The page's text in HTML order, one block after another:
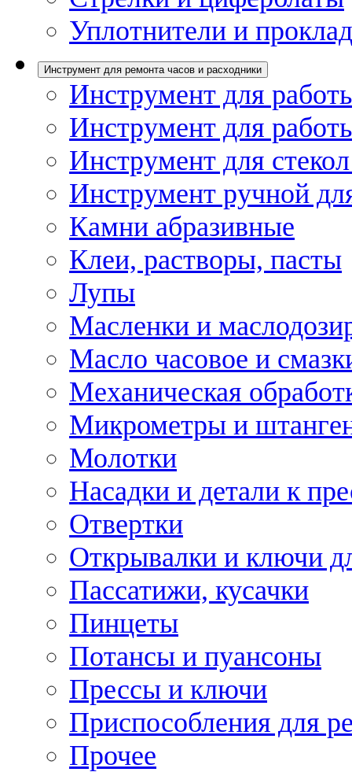
Уплотнители и
Инструмент для ремонта часов и расходники
Инструмент для
Инструмент для
Инструмент для
Инструмент ручной
Камни абразивные
Клеи, растворы, пасты
Лупы
Масленки и
Масло часовое и
Механическая
Микрометры и
Молотки
Насадки и детали к
Отвертки
Открывалки и ключи
Пассатижи, кусачки
Пинцеты
Потансы и пуансоны
Прессы и ключи
Приспособления для
Прочее